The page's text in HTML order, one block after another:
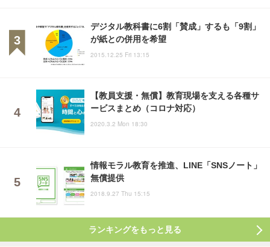
デジタル教科書に6割「賛成」するも「9割」
が紙との併用を希望
2015.12.25 Fri 13:15
【教員支援・無償】教育現場を支える各種サ
ービスまとめ（コロナ対応）
2020.3.2 Mon 18:30
情報モラル教育を推進、LINE「SNSノート」
無償提供
2018.9.27 Thu 15:15
ランキングをもっと見る